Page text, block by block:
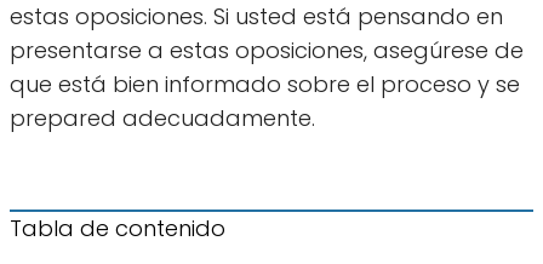
estas oposiciones. Si usted está pensando en
presentarse a estas oposiciones, asegúrese de
que está bien informado sobre el proceso y se
prepared adecuadamente.
Tabla de contenido